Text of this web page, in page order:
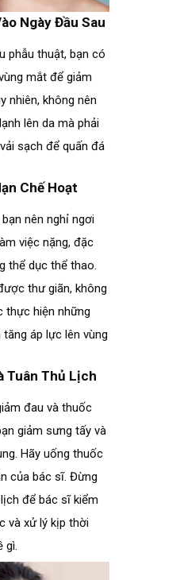
Ngày Đầu Sau
phẫu thuật, bạn có
mắt để giảm
nhiên, không nên
lên da mà phải
sạch để quấn đá
Chế Hoạt
nên nghỉ ngơi
việc nặng, đặc
thể dục thể thao.
thư giãn, không
thực hiện những
áp lực lên vùng
Tuân Thủ Lịch
đau và thuốc
giảm sưng tấy và
Hãy uống thuốc
của bác sĩ. Đừng
để bác sĩ kiểm
và xử lý kịp thời
gì.